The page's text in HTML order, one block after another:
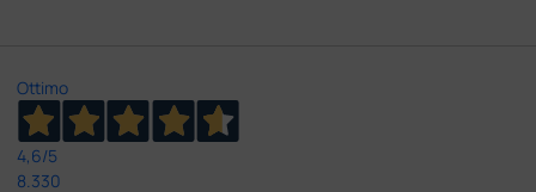
Ottimo
4,6/5
8.330